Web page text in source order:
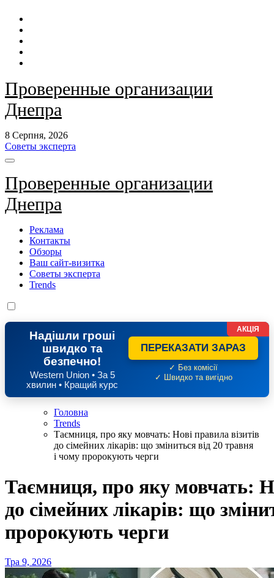
Перейти
контенту
Проверенные организации
Днепра
8 Серпня, 2026
Советы эксперта
Проверенные организации
Днепра
Реклама
Контакты
Обзоры
Ваш сайт-визитка
Советы эксперта
Trends
Надішли гроші
швидко та
безпечно!
Western Union • За 5
хвилин • Кращий курс
ПЕРЕКАЗАТИ ЗАРАЗ
✓ Без комісії
✓ Швидко та вигідно
АКЦІЯ
Головна
Trends
Таємниця, про яку мовчать: Нові правила візитів
до сімейних лікарів: що зміниться від 20 травня
і чому пророкують черги
Таємниця, про яку мовчать:
до сімейних лікарів: що
пророкують черги
Тра 9, 2026